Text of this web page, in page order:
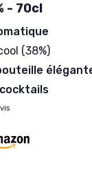
- 70cl
(38%)
cocktails